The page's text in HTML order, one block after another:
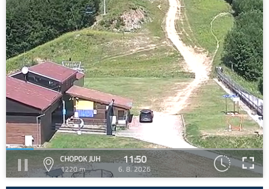
CHOPOK JUH
1220 m
11:50
6. 8. 2026